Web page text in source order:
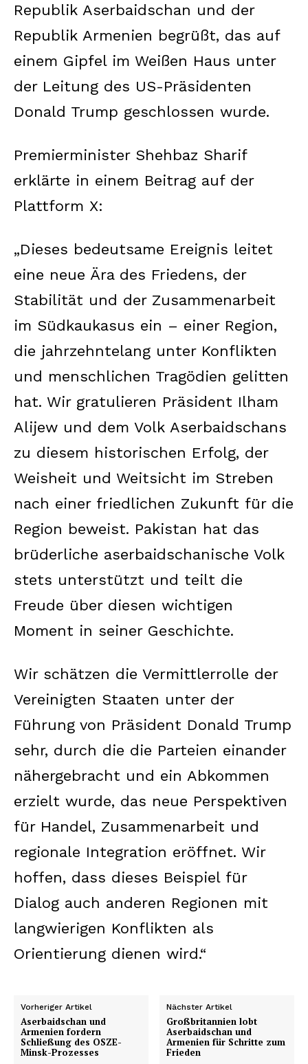
Republik Aserbaidschan und der
Republik Armenien begrüßt, das auf
einem Gipfel im Weißen Haus unter
der Leitung des US-Präsidenten
Donald Trump geschlossen wurde.
Premierminister Shehbaz Sharif
erklärte in einem Beitrag auf der
Plattform X:
„Dieses bedeutsame Ereignis leitet
eine neue Ära des Friedens, der
Stabilität und der Zusammenarbeit
im Südkaukasus ein – einer Region,
die jahrzehntelang unter Konflikten
und menschlichen Tragödien gelitten
hat. Wir gratulieren Präsident Ilham
Alijew und dem Volk Aserbaidschans
zu diesem historischen Erfolg, der
Weisheit und Weitsicht im Streben
nach einer friedlichen Zukunft für die
Region beweist. Pakistan hat das
brüderliche aserbaidschanische Volk
stets unterstützt und teilt die
Freude über diesen wichtigen
Moment in seiner Geschichte.
Wir schätzen die Vermittlerrolle der
Vereinigten Staaten unter der
Führung von Präsident Donald Trump
sehr, durch die die Parteien einander
nähergebracht und ein Abkommen
erzielt wurde, das neue Perspektiven
für Handel, Zusammenarbeit und
regionale Integration eröffnet. Wir
hoffen, dass dieses Beispiel für
Dialog auch anderen Regionen mit
langwierigen Konflikten als
Orientierung dienen wird.“
Vorheriger Artikel
Aserbaidschan und
Armenien fordern
Schließung des OSZE-
Minsk-Prozesses
Nächster Artikel
Großbritannien lobt
Aserbaidschan und
Armenien für Schritte zum
Frieden